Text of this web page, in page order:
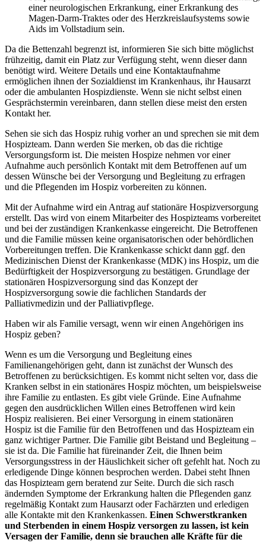
einer neurologischen Erkrankung, einer Erkrankung des
Magen-Darm-Traktes oder des Herzkreislaufsystems sowie
Aids im Vollstadium sein.
Da die Bettenzahl begrenzt ist, informieren Sie sich bitte möglichst
frühzeitig, damit ein Platz zur Verfügung steht, wenn dieser dann
benötigt wird. Weitere Details und eine Kontaktaufnahme
ermöglichen ihnen der Sozialdienst im Krankenhaus, ihr Hausarzt
oder die ambulanten Hospizdienste. Wenn sie nicht selbst einen
Gesprächstermin vereinbaren, dann stellen diese meist den ersten
Kontakt her.
Sehen sie sich das Hospiz ruhig vorher an und sprechen sie mit dem
Hospizteam. Dann werden Sie merken, ob das die richtige
Versorgungsform ist. Die meisten Hospize nehmen vor einer
Aufnahme auch persönlich Kontakt mit dem Betroffenen auf um
dessen Wünsche bei der Versorgung und Begleitung zu erfragen
und die Pflegenden im Hospiz vorbereiten zu können.
Mit der Aufnahme wird ein Antrag auf stationäre Hospizversorgung
erstellt. Das wird von einem Mitarbeiter des Hospizteams vorbereitet
und bei der zuständigen Krankenkasse eingereicht. Die Betroffenen
und die Familie müssen keine organisatorischen oder behördlichen
Vorbereitungen treffen. Die Krankenkasse schickt dann ggf. den
Medizinischen Dienst der Krankenkasse (MDK) ins Hospiz, um die
Bedürftigkeit der Hospizversorgung zu bestätigen. Grundlage der
stationären Hospizversorgung sind das Konzept der
Hospizversorgung sowie die fachlichen Standards der
Palliativmedizin und der Palliativpflege.
Haben wir als Familie versagt, wenn wir einen Angehörigen ins
Hospiz geben?
Wenn es um die Versorgung und Begleitung eines
Familienangehörigen geht, dann ist zunächst der Wunsch des
Betroffenen zu berücksichtigen. Es kommt nicht selten vor, dass die
Kranken selbst in ein stationäres Hospiz möchten, um beispielsweise
ihre Familie zu entlasten. Es gibt viele Gründe. Eine Aufnahme
gegen den ausdrücklichen Willen eines Betroffenen wird kein
Hospiz realisieren. Bei einer Versorgung in einem stationären
Hospiz ist die Familie für den Betroffenen und das Hospizteam ein
ganz wichtiger Partner. Die Familie gibt Beistand und Begleitung –
sie ist da. Die Familie hat füreinander Zeit, die Ihnen beim
Versorgungsstress in der Häuslichkeit sicher oft gefehlt hat. Noch zu
erledigende Dinge können besprochen werden. Dabei steht Ihnen
das Hospizteam gern beratend zur Seite. Durch die sich rasch
ändernden Symptome der Erkrankung halten die Pflegenden ganz
regelmäßig Kontakt zum Hausarzt oder Fachärzten und erledigen
alle Kontakte mit den Krankenkassen. Einen Schwerstkranken
und Sterbenden in einem Hospiz versorgen zu lassen, ist kein
Versagen der Familie, denn sie brauchen alle Kräfte für die